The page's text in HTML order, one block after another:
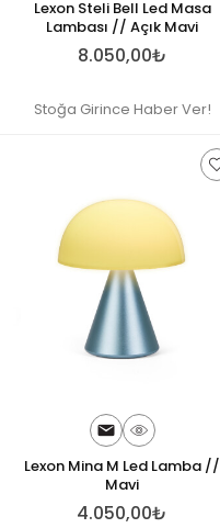
Lexon Steli Bell Led Masa
Lambası // Açık Mavi
8.050,00₺
Stoğa Girince Haber Ver!
Lexon Mina M Led Lamba //
Mavi
4.050,00₺